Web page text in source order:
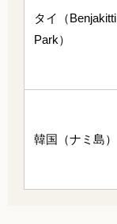
タイ（Benjakitti
Park）
韓国（ナミ島）